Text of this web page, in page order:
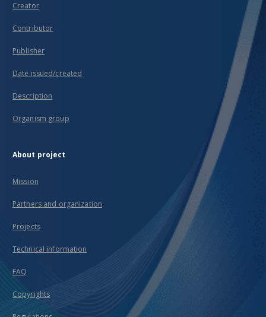
Creator
Contributor
Publisher
Date issued/created
Description
Organism group
About project
Mission
Partners and organization
Projects
Technical information
FAQ
Copyrights